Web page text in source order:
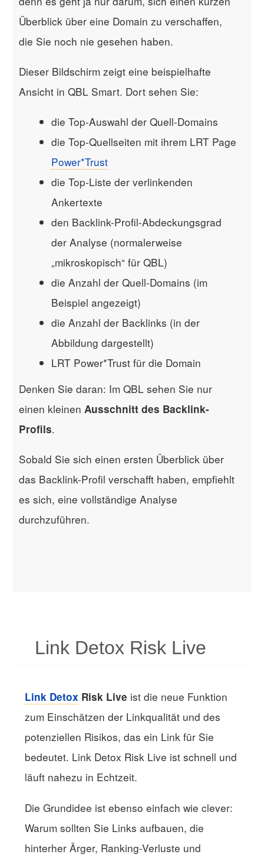
Überblick über eine Domain zu verschaffen,
die Sie noch nie gesehen haben.
Dieser Bildschirm zeigt eine beispielhafte
Ansicht in QBL Smart. Dort sehen Sie:
die Top-Auswahl der Quell-Domains
die Top-Quellseiten mit ihrem LRT Page
Power*Trust
die Top-Liste der verlinkenden
Ankertexte
den Backlink-Profil-Abdeckungsgrad
der Analyse (normalerweise
„mikroskopisch“ für QBL)
die Anzahl der Quell-Domains (im
Beispiel angezeigt)
die Anzahl der Backlinks (in der
Abbildung dargestellt)
LRT Power*Trust für die Domain
Denken Sie daran: Im QBL sehen Sie nur
einen kleinenAusschnitt des Backlink-
Profils.
Sobald Sie sich einen ersten Überblick über
das Backlink-Profil verschafft haben, empfiehlt
es sich, eine vollständige Analyse
durchzuführen.
Link Detox Risk Live
Link Detox Risk Live ist die neue Funktion
zum Einschätzen der Linkqualität und des
potenziellen Risikos, das ein Link für Sie
bedeutet. Link Detox Risk Live ist schnell und
läuft nahezu in Echtzeit.
Die Grundidee ist ebenso einfach wie clever:
Warum sollten Sie Links aufbauen, die
hinterher Ärger, Ranking-Verluste und